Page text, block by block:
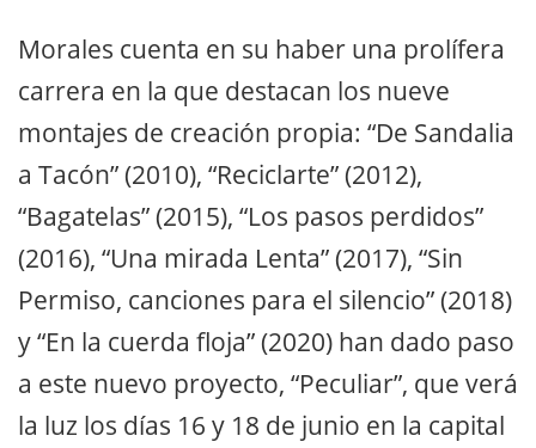
Morales cuenta en su haber una prolífera
carrera en la que destacan los nueve
montajes de creación propia: “De Sandalia
a Tacón” (2010), “Reciclarte” (2012),
“Bagatelas” (2015), “Los pasos perdidos”
(2016), “Una mirada Lenta” (2017), “Sin
Permiso, canciones para el silencio” (2018)
y “En la cuerda floja” (2020) han dado paso
a este nuevo proyecto, “Peculiar”, que verá
la luz los días 16 y 18 de junio en la capital